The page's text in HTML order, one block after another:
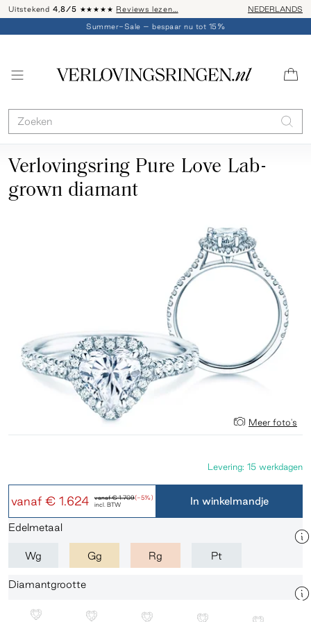
Uitstekend 4,8/5 ★★★★★ Reviews lezen… Advies: 020 -
NEDERLANDS
Summer-Sale – bespaar nu tot 15%
Verlovingsring Pure Love Lab-
grown diamant
Meer foto's
vanaf€ 1.709(-5%)
vanaf € 1.624 incl. BTW
Levering: 15 werkdagen
In winkelmandje
Edelmetaal
Wg Gg Rg Pt
Diamantgrootte